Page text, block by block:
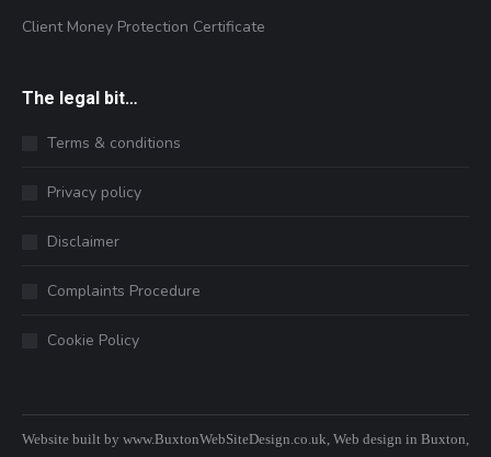
Client Money Protection Certificate
The legal bit…
Terms & conditions
Privacy policy
Disclaimer
Complaints Procedure
Cookie Policy
Website built by www.BuxtonWebSiteDesign.co.uk, Web design in Buxton,